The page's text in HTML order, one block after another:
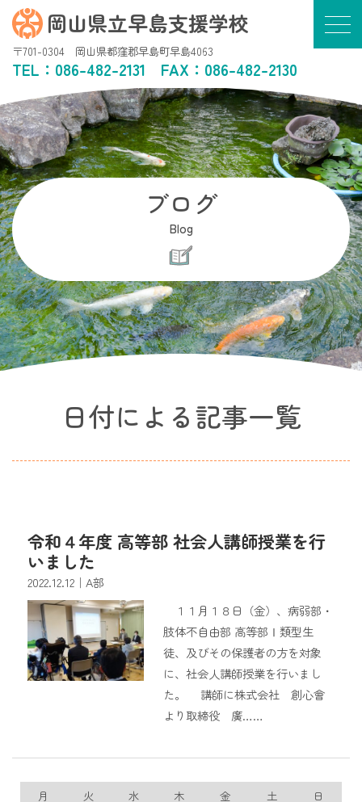
岡山県立早島支援学校
〒701-0304 岡山県都窪郡早島町早島4063
TEL： 086-482-2131 FAX：086-482-2130
ブログ
Blog
日付による記事一覧
令和４年度 高等部 社会人講師授業を行
いました
2022.12.12 ｜A部
１１月１８日（金）、病弱部・
肢体不自由部 高等部Ⅰ類型生
徒、及びその保護者の方を対象
に、社会人講師授業を行いまし
た。 講師に株式会社 創心會
より取締役 廣……
月 火 水 木 金 土
日